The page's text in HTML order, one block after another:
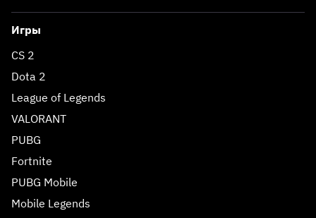
Игры
CS 2
Dota 2
League of Legends
VALORANT
PUBG
Fortnite
PUBG Mobile
Mobile Legends